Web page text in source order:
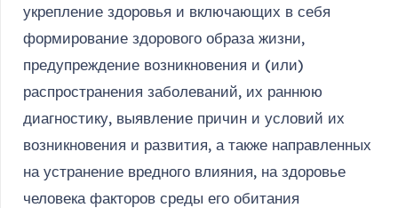
укрепление здоровья и включающих в себя
формирование здорового образа жизни,
предупреждение возникновения и (или)
распространения заболеваний, их раннюю
диагностику, выявление причин и условий их
возникновения и развития, а также направленных
на устранение вредного влияния, на здоровье
человека факторов среды его обитания